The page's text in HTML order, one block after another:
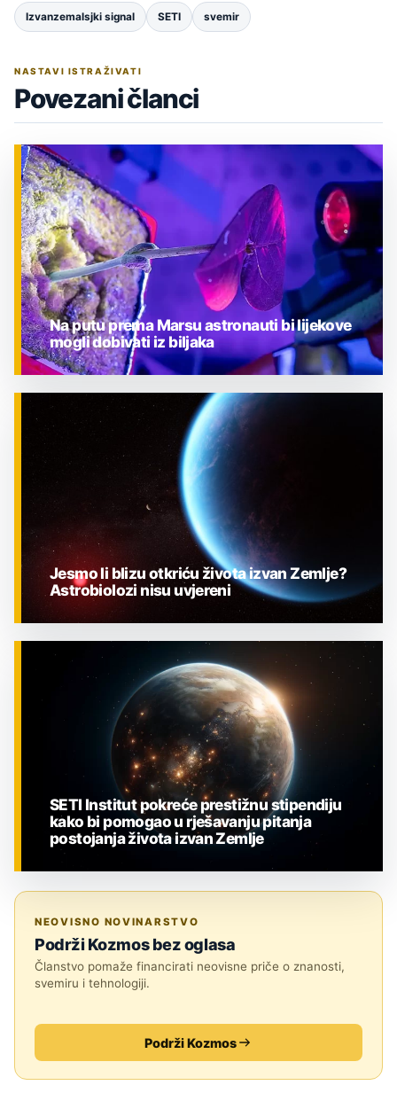
Izvanzemalsjki signal SETI svemir
NASTAVI ISTRAŽIVATI
Povezani članci
Na putu prema Marsu astronauti bi lijekove
mogli dobivati iz biljaka
ZNANOST
Jesmo li blizu otkriću života izvan Zemlje?
Astrobiolozi nisu uvjereni
SETI Institut pokreće prestižnu stipendiju
kako bi pomogao u rješavanju pitanja
postojanja života izvan Zemlje
NEOVISNO NOVINARSTVO
Podrži Kozmos bez oglasa
Članstvo pomaže financirati neovisne priče o znanosti,
svemiru i tehnologiji.
Podrži Kozmos